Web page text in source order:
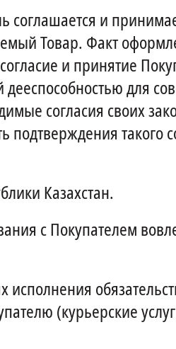
соглашается и
Товар. Факт
и принятие
дееспособностью для
согласия своих
такого
Казахстан.
с Покупателем
(курьерские